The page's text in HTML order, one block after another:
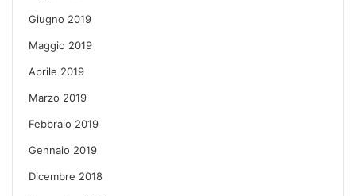
Giugno 2019
Maggio 2019
Aprile 2019
Marzo 2019
Febbraio 2019
Gennaio 2019
Dicembre 2018